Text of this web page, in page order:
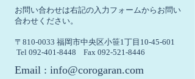
お問い合わせは右記の入力フォームからお問い
合わせください。
〒810-0033 福岡市中央区小笹1丁目10-45-601
Tel 092-401-8448 Fax 092-521-8446
Email : info@corogaran.com